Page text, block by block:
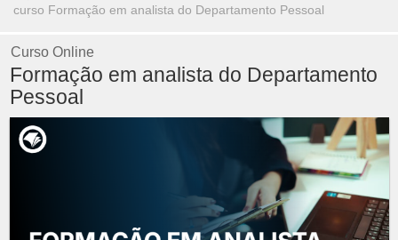
curso Formação em analista do Departamento Pessoal
Curso Online
Formação em analista do Departamento
Pessoal